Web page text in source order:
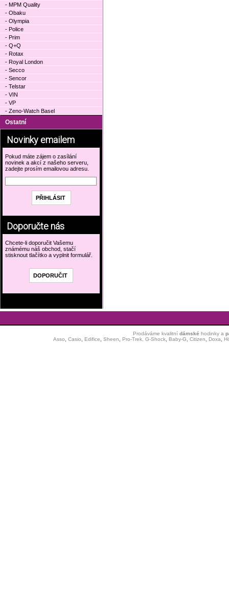
- MPM Quality
- Obaku
- Olympia
- Police
- Prim
- Q+Q
- Rotax
- Royal London
- Secco
- Sencor
- Telstar
- VIN
- VP
- Zeno-Watch Basel
Ostatní
Novinky emailem
Pokud máte zájem o zasílání
novinek a akcí z našeho serveru,
zadejte prosím emailovou adresu.
Doporučte nás
Chcete-li doporučit Vašemu
známému náš obchod, stačí
stisknout tlačítko a vyplnit formulář.
Prodáváme kvalitní dámské hodinkya
Asso
Casio Edifice Sheen Pro-Trek, G-Shock, Baby-G Citizen Doxa